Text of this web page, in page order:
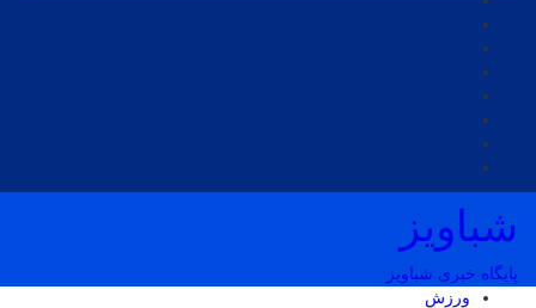
شباویز
پایگاه خبری شباویز
ورزش